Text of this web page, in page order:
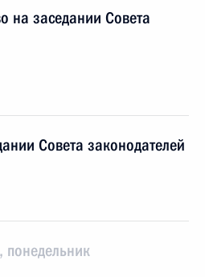
на заседании Совета
Совета законодателей